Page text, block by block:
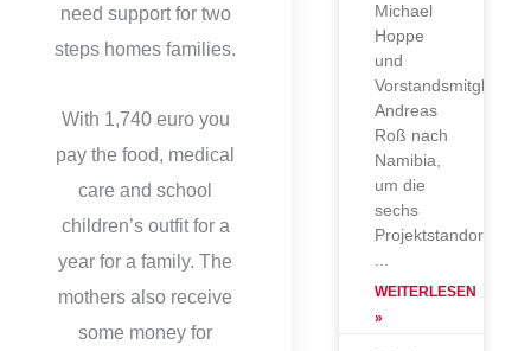
need support for two
steps homes families.
With 1,740 euro you
pay the food, medical
care and school
children’s outfit for a
year for a family. The
mothers also receive
some money for
Michael
Hoppe
und
Vorstandsmitglied
Andreas
Roß nach
Namibia,
um die
sechs
Projektstandorte
WEITERLESEN
»